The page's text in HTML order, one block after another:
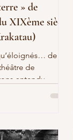
» de
XIXème siècle
de
de
entendu…
du Krakatau »